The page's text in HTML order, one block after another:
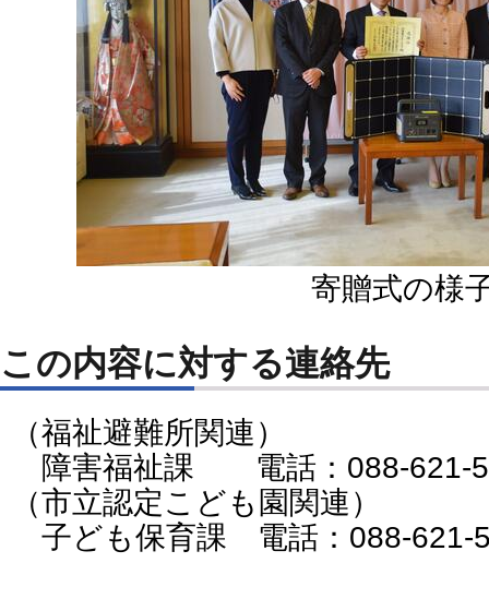
寄贈式の様
この内容に対する連絡先
（福祉避難所関連）
障害福祉課 電話：088-621-
（市立認定こども園関連）
子ども保育課 電話：088-621-